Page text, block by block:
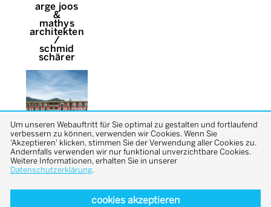
arge joos
&
mathys
architekten
/
schmid
schärer
Um unseren Webauftritt für Sie optimal zu gestalten und fortlaufend
verbessern zu können, verwenden wir Cookies. Wenn Sie
'Akzeptieren' klicken, stimmen Sie der Verwendung aller Cookies zu.
Andernfalls verwenden wir nur funktional unverzichtbare Cookies.
Weitere Informationen, erhalten Sie in unserer
Datenschutzerklärung.
cookies akzeptieren